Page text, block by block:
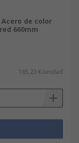
Acero de color
660mm
165,23 €/unidad